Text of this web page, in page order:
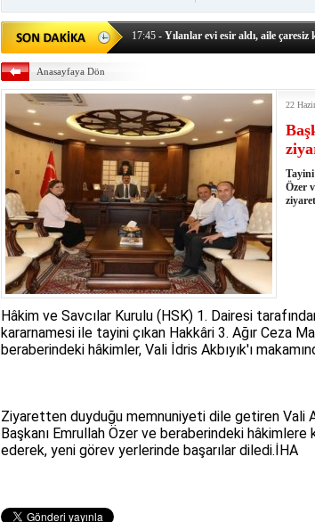
17:45 - Yılanlar evi esir aldı, aile çaresiz
17:43- Hakkari Cumhuriyet
17:37- Başkan Büyüksu: Gençlerimiz
17:35- Hakkari'ye Raftingde Çifte
17:32- Dağcı Yüksel Işık'ın izini
17:30- Hayvanlar Şarbona karşı
17:27
- Hakkari'de yaz ortasında kış
19:22- Cennet-Cehennem Vadisi'nde
19:19- CHP Hakkari ve 26 il başkanını
19:17
- Cennet Cehennem Vadisi'nde
19:13- Bakan Yardımcısı Çelik, Aşiret
19:10- Hakkari'de 503 kilogram Esrar
19:08- Bakan Yardımcısı Ali Çelik
Anasayfaya Dön
22
Özer
Hâkim ve Savcılar Kurulu (HSK) 1. Dairesi
kararnamesi ile tayini çıkan Hakkâri 3. Ağır Ceza
beraberindeki hâkimler, Vali İdris Akbıyık'ı
Ziyaretten duyduğu memnuniyeti dile getiren Vali
Başkanı Emrullah Özer ve beraberindeki
ederek, yeni görev yerlerinde başarılar diledi.İHA